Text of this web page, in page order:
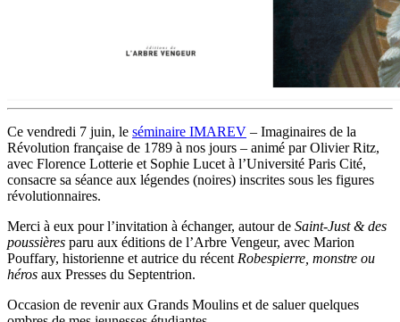
Ce vendredi 7 juin, le séminaire IMAREV – Imaginaires de la
Révolution française de 1789 à nos jours – animé par Olivier Ritz,
avec Florence Lotterie et Sophie Lucet à l’Université Paris Cité,
consacre sa séance aux légendes (noires) inscrites sous les figures
révolutionnaires.
Merci à eux pour l’invitation à échanger, autour de Saint-Just & des
poussières paru aux éditions de l’Arbre Vengeur, avec Marion
Pouffary, historienne et autrice du récent Robespierre, monstre ou
héros aux Presses du Septentrion.
Occasion de revenir aux Grands Moulins et de saluer quelques